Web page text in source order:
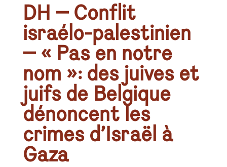
DH – Conflit
israélo-palestinien
– « Pas en notre
nom »: des juives et
juifs de Belgique
dénoncent les
crimes d’Israël à
Gaza